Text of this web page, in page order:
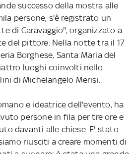
successo della mostra alle
persone, s'è registrato un
di Caravaggio", organizzato a
del pittore. Nella notte tra il 17
Borghese, Santa Maria del
luoghi coinvolti nello
di Michelangelo Merisi.
e ideatrice dell'evento, ha
persone in fila per tre ore e
davanti alle chiese. E' stato
riusciti a creare momenti di